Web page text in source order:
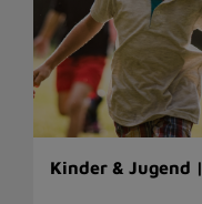
Kinder & Jugend |